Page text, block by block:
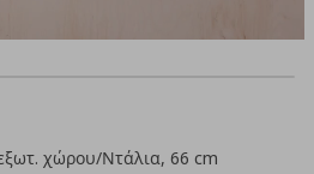
χώρου/Ντάλια, 66 cm